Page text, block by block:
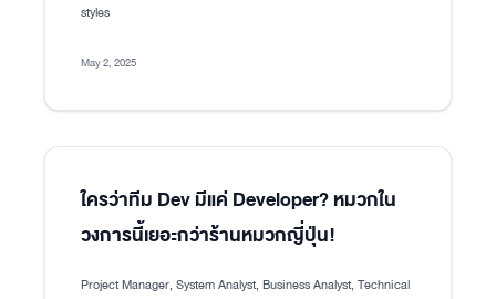
styles
May 2, 2025
ใครว่าทีม Dev มีแค่ Developer? หมวกใน
วงการนี้เยอะกว่าร้านหมวกญี่ปุ่น!
Project Manager, System Analyst, Business Analyst, Technical